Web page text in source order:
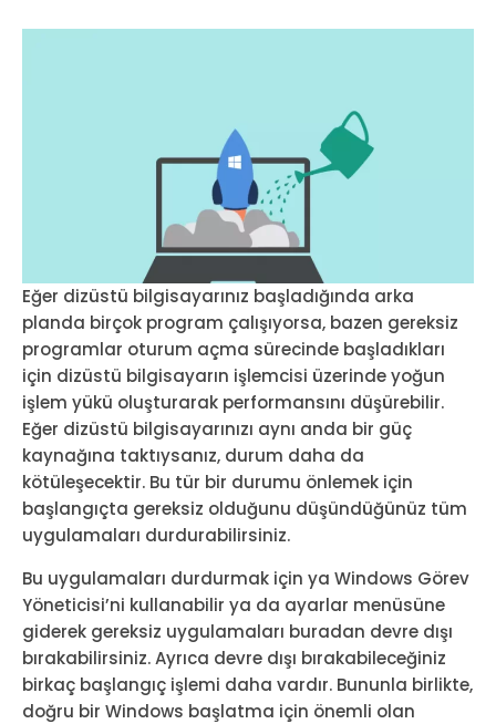
Eğer dizüstü bilgisayarınız başladığında arka
planda birçok program çalışıyorsa, bazen gereksiz
programlar oturum açma sürecinde başladıkları
için dizüstü bilgisayarın işlemcisi üzerinde yoğun
işlem yükü oluşturarak performansını düşürebilir.
Eğer dizüstü bilgisayarınızı aynı anda bir güç
kaynağına taktıysanız, durum daha da
kötüleşecektir. Bu tür bir durumu önlemek için
başlangıçta gereksiz olduğunu düşündüğünüz tüm
uygulamaları durdurabilirsiniz.
Bu uygulamaları durdurmak için ya Windows Görev
Yöneticisi’ni kullanabilir ya da ayarlar menüsüne
giderek gereksiz uygulamaları buradan devre dışı
bırakabilirsiniz. Ayrıca devre dışı bırakabileceğiniz
birkaç başlangıç ​​işlemi daha vardır. Bununla birlikte,
doğru bir Windows başlatma için önemli olan